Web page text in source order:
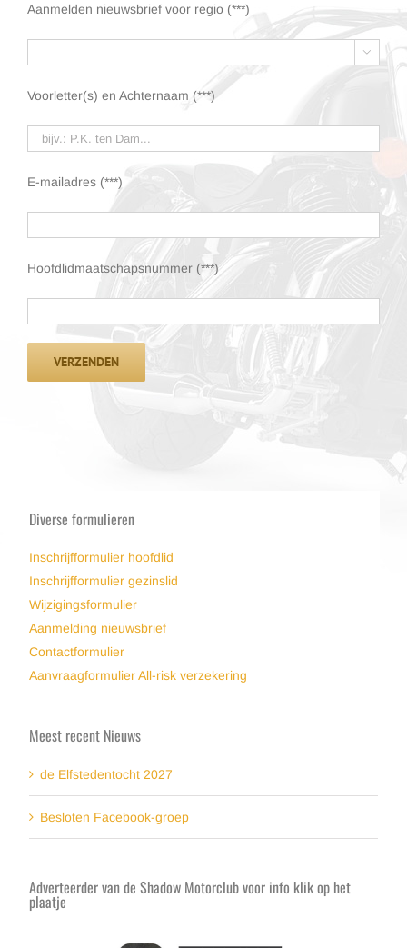
Aanmelden nieuwsbrief voor regio (***)

Voorletter(s) en Achternaam (***)
E-mailadres (***)
Hoofdlidmaatschapsnummer (***)
Diverse formulieren
Inschrijfformulier hoofdlid
Inschrijfformulier gezinslid
Wijzigingsformulier
Aanmelding nieuwsbrief
Contactformulier
Aanvraagformulier All-risk verzekering
Meest recent Nieuws
de Elfstedentocht 2027
Besloten Facebook-groep
Adverteerder van de Shadow Motorclub voor info klik op het
plaatje